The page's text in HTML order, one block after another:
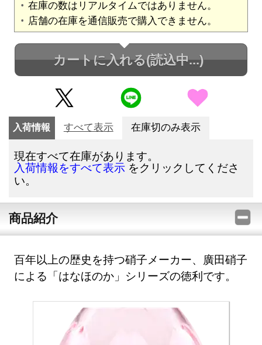
在庫の数はリアルタイムではありません。
店舗の在庫を通信販売で購入できません。
カートに入れる(読込中...)
入荷情報 すべて表示 在庫切のみ表示
現在すべて在庫があります。
入荷情報をすべて表示 をクリックしてくださ
い。
商品紹介
百年以上の歴史を持つ硝子メーカー、廣田硝子
による「はなほのか」シリーズの徳利です。